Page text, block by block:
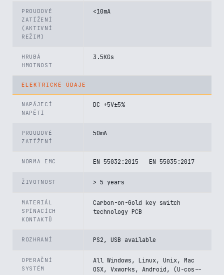
PROUDOVÉ
ZATÍŽENÍ
(AKTIVNÍ
REŽIM)
<10mA
HRUBÁ
HMOTNOST
3.5KGs
ELEKTRICKÉ ÚDAJE
NAPÁJECÍ
NAPĚTÍ
DC +5V±5%
PROUDOVÉ
ZATÍŽENÍ
50mA
NORMA EMC EN 55032:2015 EN 55035:2017
ŽIVOTNOST > 5 years
MATERIÁL
SPÍNACÍCH
KONTAKTŮ
Carbon-on-Gold key switch
technology PCB
ROZHRANÍ PS2, USB available
OPERAČNÍ
SYSTÉM
All Windows, Linux, Unix, Mac
OSX, Vxworks, Android, (U-cos--